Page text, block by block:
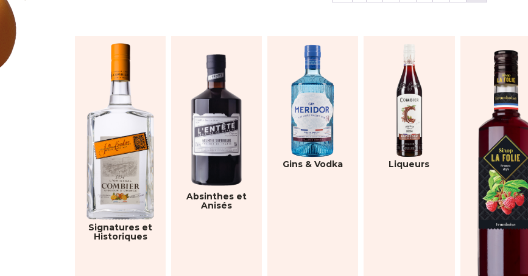
Signatures et
Historiques
Absinthes et
Anisés
Gins & Vodka Liqueurs